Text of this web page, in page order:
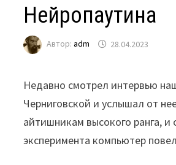
Нейропаутина
Автор:adm 28.04.2023
Недавно смотрел интервью
Черниговской и услышал от
айтишникам высокого ранга,
эксперимента компьютер